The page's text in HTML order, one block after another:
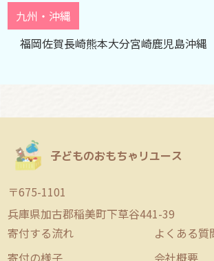
九州・沖縄
福岡佐賀長崎熊本大分宮崎鹿児島沖縄
子どものおもちゃリユース
〒675-1101
兵庫県加古郡稲美町下草谷441-39
寄付する流れ
寄付の様子
よくある質
会社概要